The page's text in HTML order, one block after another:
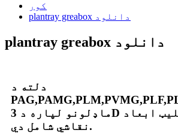
کور
plantray greabox دانلود
plantray greabox دانلود
دلته د
ماډلونو لپاره د 3D نقاشي او فلیټ ابعاد
نقاشي شامل دي.